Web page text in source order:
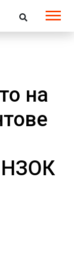
на
НЗОК